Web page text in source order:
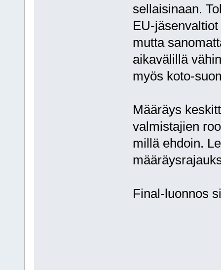
sellaisinaan.
EU-
mutta
aikavälillä
myös koto-
Määräys
valmistajien
millä ehdoin.
Final-luonnos